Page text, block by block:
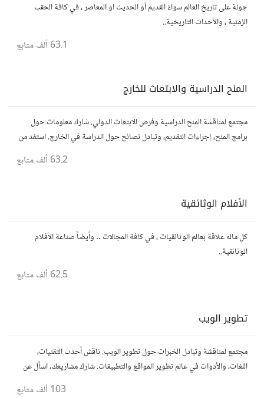
جولة على تاريخ العالم سواءً القديم أو الحديث او المعاصر ، في كافة الحقب
الزمنية ، والأحداث التاريخية..
63.1 ألف متابع
المنح الدراسية والابتعاث للخارج
مجتمع لمناقشة المنح الدراسية وفرص الابتعاث الدولي. شارك معلومات حول
برامج المنح، إجراءات التقديم، وتبادل نصائح حول الدراسة في الخارج. استفد من
63.2 ألف متابع
الأفلام الوثائقية
كل ماله علاقة بعالم الوثائقيات ، في كافة المجالات .. وأيضاً صناعة الأفلام
الوثائقية..
62.5 ألف متابع
تطوير الويب
مجتمع لمناقشة وتبادل الخبرات حول تطوير الويب. ناقش أحدث التقنيات،
اللغات، والأدوات في عالم تطوير المواقع والتطبيقات. شارك مشاريعك، اسأل عن
103 ألف متابع